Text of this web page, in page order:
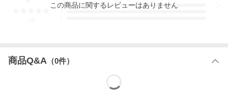
3
この商品に関するレビューはありません
商品Q&A （0件）